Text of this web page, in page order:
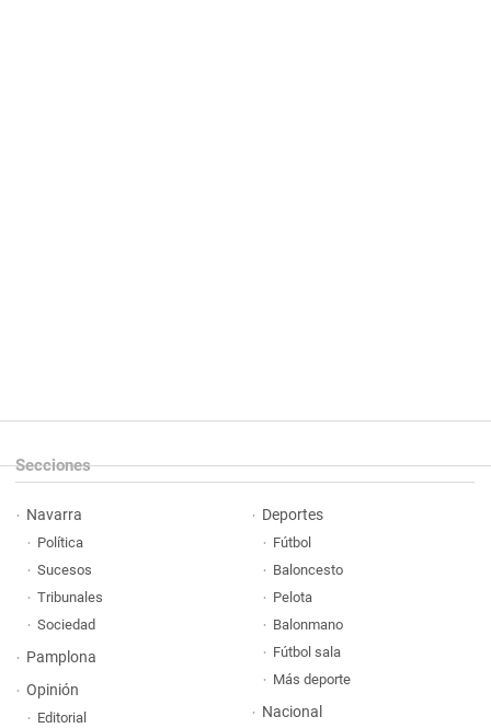
Secciones
Navarra
Política
Sucesos
Tribunales
Sociedad
Pamplona
Opinión
Editorial
Deportes
Fútbol
Baloncesto
Pelota
Balonmano
Fútbol sala
Más deporte
Nacional